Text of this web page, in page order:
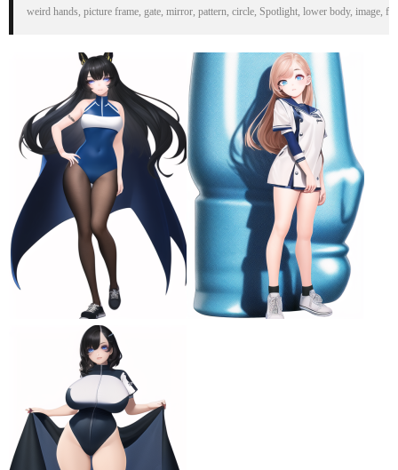
weird hands, picture frame, gate, mirror, pattern, circle, Spotlight, lower body, image,